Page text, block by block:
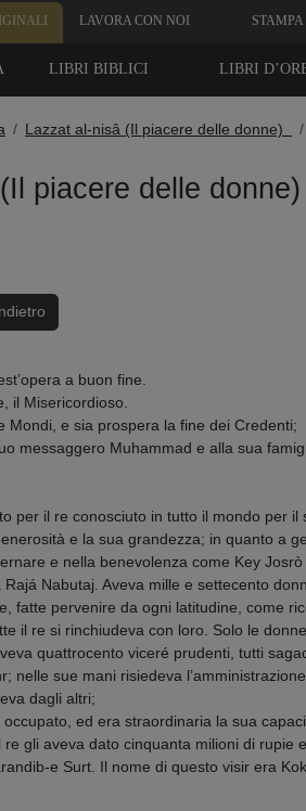
LAVORA CON NOI STAMPA
LIBRI BIBLICI LIBRI
Lazzat al-nisâ (Il piacere delle donne)
piacere delle donne)
a buon fine.
il Misericordioso.
Mondi, e sia prospera la fine dei Credenti;
messaggero Muhammad e alla sua
per il re conosciuto in tutto il mondo per il
e la sua grandezza; in quanto a
e nella benevolenza come Key Josrò
Nabutaj. Aveva mille e settecento
fatte pervenire da ogni latitudine, come
il re si rinchiudeva con loro. Solo le
quattrocento viceré prudenti, tutti
nelle sue mani risiedeva
dagli altri;
ed era straordinaria la sua
re gli aveva dato cinquanta milioni di rupie
e Surt. Il nome di questo visir era